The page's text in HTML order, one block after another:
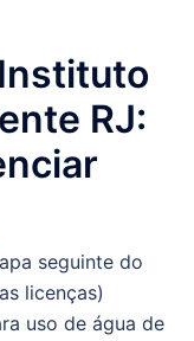
RJ:
seguinte do
licenças)
uso de água de